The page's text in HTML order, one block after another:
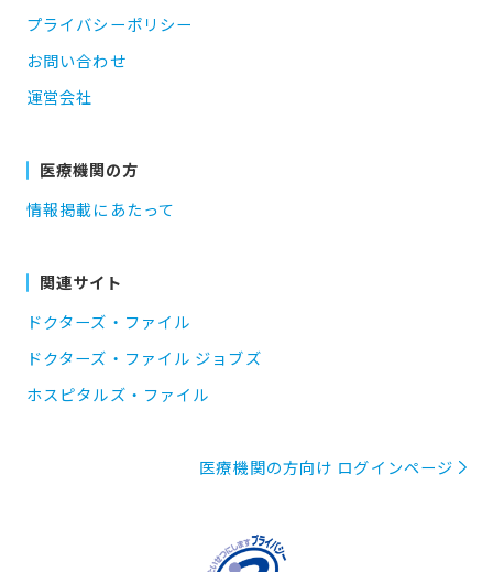
プライバシーポリシー
お問い合わせ
運営会社
医療機関の方
情報掲載にあたって
関連サイト
ドクターズ・ファイル
ドクターズ・ファイル ジョブズ
ホスピタルズ・ファイル
医療機関の方向け ログインページ